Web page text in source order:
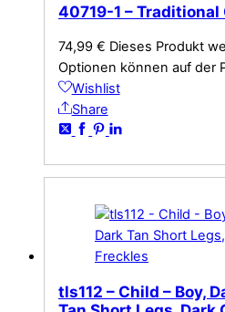
40719-1 – Traditional
74,99 € Dieses Produkt
Optionen können auf der
Wishlist
Share
tls112 – Child – Boy,